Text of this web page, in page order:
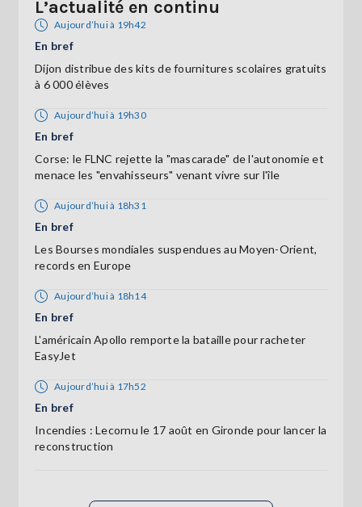
L’actualité en continu
Aujourd’hui à 19h42
En bref
Dijon distribue des kits de fournitures scolaires gratuits
à 6 000 élèves
Aujourd’hui à 19h30
En bref
Corse: le FLNC rejette la "mascarade" de l'autonomie et
menace les "envahisseurs" venant vivre sur l'île
Aujourd’hui à 18h31
En bref
Les Bourses mondiales suspendues au Moyen-Orient,
records en Europe
Aujourd’hui à 18h14
En bref
L'américain Apollo remporte la bataille pour racheter
EasyJet
Aujourd’hui à 17h52
En bref
Incendies : Lecornu le 17 août en Gironde pour lancer la
reconstruction